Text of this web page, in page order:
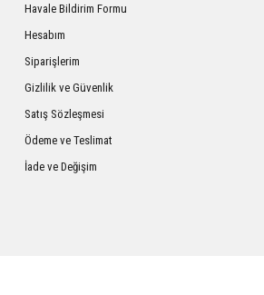
Havale Bildirim Formu
Hesabım
Siparişlerim
Gizlilik ve Güvenlik
Satış Sözleşmesi
Ödeme ve Teslimat
İade ve Değişim